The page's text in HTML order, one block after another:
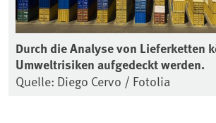
Durch die Analyse von Lieferketten
Umweltrisiken aufgedeckt werden.
Quelle: Diego Cervo / Fotolia